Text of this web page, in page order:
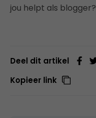
jou helpt als blogger?
Deel dit artikel
Kopieer link